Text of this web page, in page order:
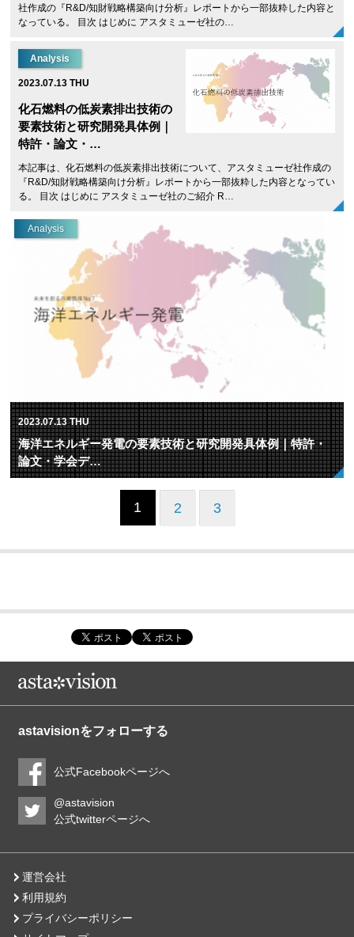
社作成の『R&D/知財戦略構築向け分析』レポートから一部抜粋した内容と
なっている。 目次 はじめに アスタミューゼ社の…
Analysis
2023.07.13 THU
化石燃料の低炭素排出技術の
要素技術と研究開発具体例｜
特許・論文・…
本記事は、化石燃料の低炭素排出技術について、アスタミューゼ社作成の
『R&D/知財戦略構築向け分析』レポートから一部抜粋した内容となってい
る。 目次 はじめに アスタミューゼ社のご紹介 R…
Analysis
2023.07.13 THU
海洋エネルギー発電の要素技術と研究開発具体例｜特許・
論文・学会デ…
1 2 3
astavisionをフォローする
公式Facebookページへ
@astavision
公式twitterページへ
運営会社
利用規約
プライバシーポリシー